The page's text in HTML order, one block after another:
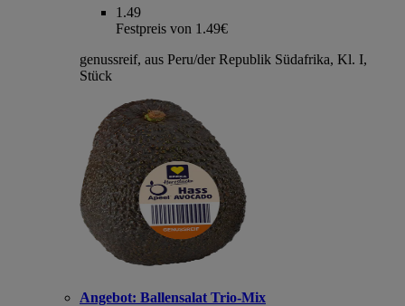
1.49
Festpreis von 1.49€
genussreif, aus Peru/der Republik Südafrika, Kl. I,
Stück
Angebot: Ballensalat Trio-Mix